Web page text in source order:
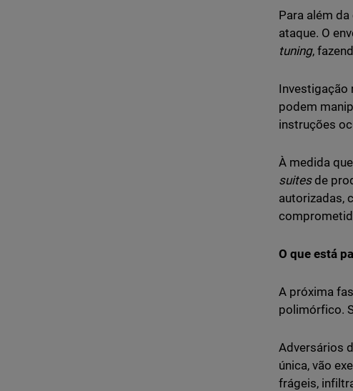
Para além
ataque. O
tuning,
Investigação
podem
instruções
À medida
suitesde
autorizadas,
O que está
A próxima
polimórfico.
Adversários
única, vão
frágeis,